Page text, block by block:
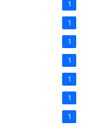
1
1
1
1
1
1
1